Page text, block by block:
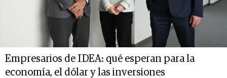
Empresarios de IDEA: qué esperan para la
economía, el dólar y las inversiones